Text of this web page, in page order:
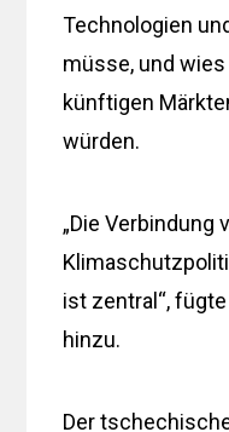
Technologien
müsse, und
künftigen
würden.
„Die Verbindung
ist zentral“,
hinzu.
Der